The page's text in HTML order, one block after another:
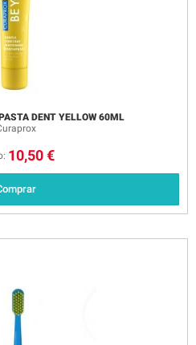
DENT YELLOW 60ML
10,50 €